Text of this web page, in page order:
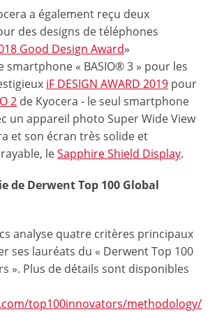
a également reçu deux
des designs de téléphones
Good Design Award»
smartphone « BASIO® 3 » pour les
iF DESIGN AWARD 2019 pour
2 de Kyocera - le seul smartphone
un appareil photo Super Wide View
et son écran très solide et
leSapphire Shield Display.
de Derwent Top 100 Global
analyse quatre critères principaux
ses lauréats du « Derwent Top 100
». Plus de détails sont disponibles
top100innovators/methodology/